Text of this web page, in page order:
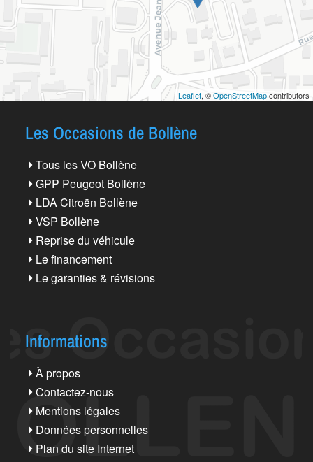
Leaflet, ©OpenStreetMapcontributors
Les Occasions de Bollène
Tous les VO Bollène
GPP Peugeot Bollène
LDA Citroën Bollène
VSP Bollène
Reprise du véhicule
Le financement
Le garanties & révisions
Informations
À propos
Contactez-nous
Mentions légales
Données personnelles
Plan du site Internet